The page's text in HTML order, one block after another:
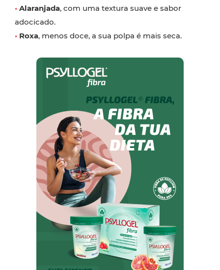
• Alaranjada, com uma textura suave e sabor
adocicado.
• Roxa, menos doce, a sua polpa é mais seca.